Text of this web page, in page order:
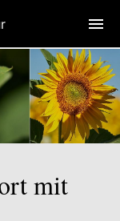
mit